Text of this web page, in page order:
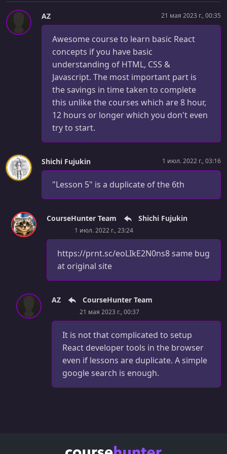
AZ 21 мая 2023 г., 00:35
Awesome course to learn basic React
concepts if you have basic
understanding of HTML, CSS &
Javascript. The most important part is
the savings in time taken to complete
this unlike the courses which are 8 hour,
12 hours or longer which you don't even
try to start.
Shichi Fujukin 1 июл. 2022 г., 03:16
"Lesson 5" is a duplicate of the 6th
CourseHunter Team Shichi Fujukin
1 июл. 2022 г., 23:24
https://prnt.sc/eoLIkE2N0ns8 same bug
at original site
AZ CourseHunter Team
21 мая 2023 г., 00:37
It is not that complicated to setup
React developer tools in the browser
even if lessons are duplicate. A simple
google search is enough.